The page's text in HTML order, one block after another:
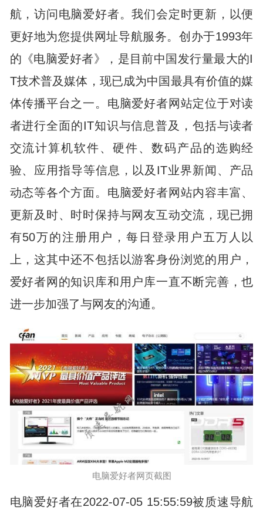
航，访问电脑爱好者。我们会定时更新，以便
更好地为您提供网址导航服务。创办于1993年
的《电脑爱好者》，是目前中国发行量最大的I
T技术普及媒体，现已成为中国最具有价值的媒
体传播平台之一。电脑爱好者网站定位于对读
者进行全面的IT知识与信息普及，包括与读者
交流计算机软件、硬件、数码产品的选购经
验、应用指导等信息，以及IT业界新闻、产品
动态等各个方面。电脑爱好者网站内容丰富、
更新及时、时时保持与网友互动交流，现已拥
有50万的注册用户，每日登录用户五万人以
上，这其中还不包括以游客身份浏览的用户，
爱好者网的知识库和用户库一直不断完善，也
进一步加强了与网友的沟通。
电脑爱好者网页截图
电脑爱好者在2022-07-05 15:55:59被质速导航